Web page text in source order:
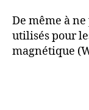
De même à
utilisés pour
magnétique